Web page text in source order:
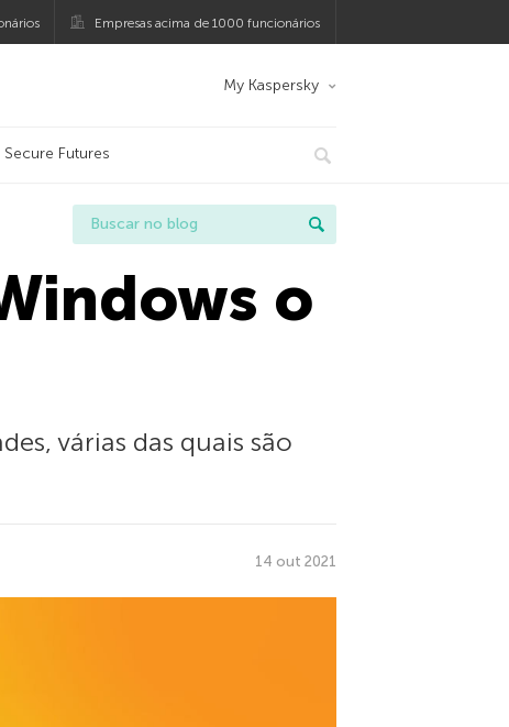
Empresas acima de 1000 funcionários
My Kaspersky
Secure Futures
o
várias das quais são
14 out 2021